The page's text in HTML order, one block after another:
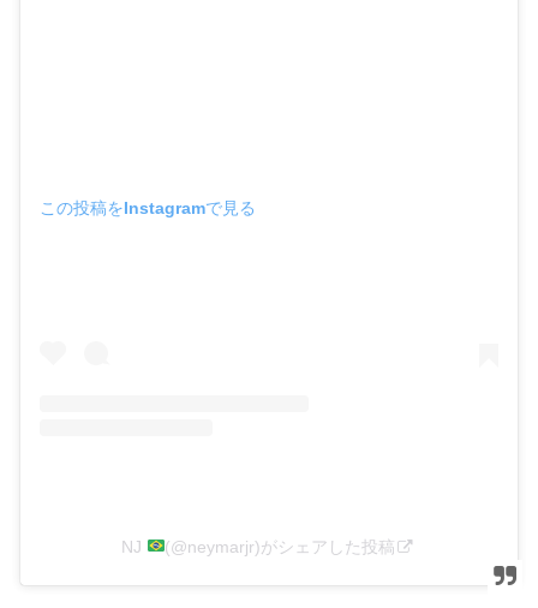
この投稿をInstagramで見る
NJ (@neymarjr)がシェアした投稿